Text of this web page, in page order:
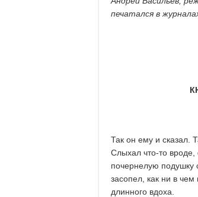
печатался в
Так он ему и сказал.
Слыхал что-то вроде,
почернелую подушку
засопел, как ни в
длинного вдоха.